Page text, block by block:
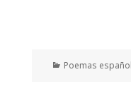
Categorías
Poemas